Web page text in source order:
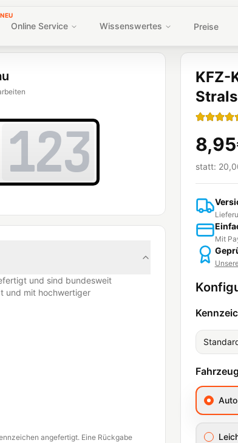
NEU
Online Service Wissenswertes Preise
KFZ-
statt:
Mit
123
und sind bundesweit
und mit hochwertiger
angefertigt. Eine Rückgabe